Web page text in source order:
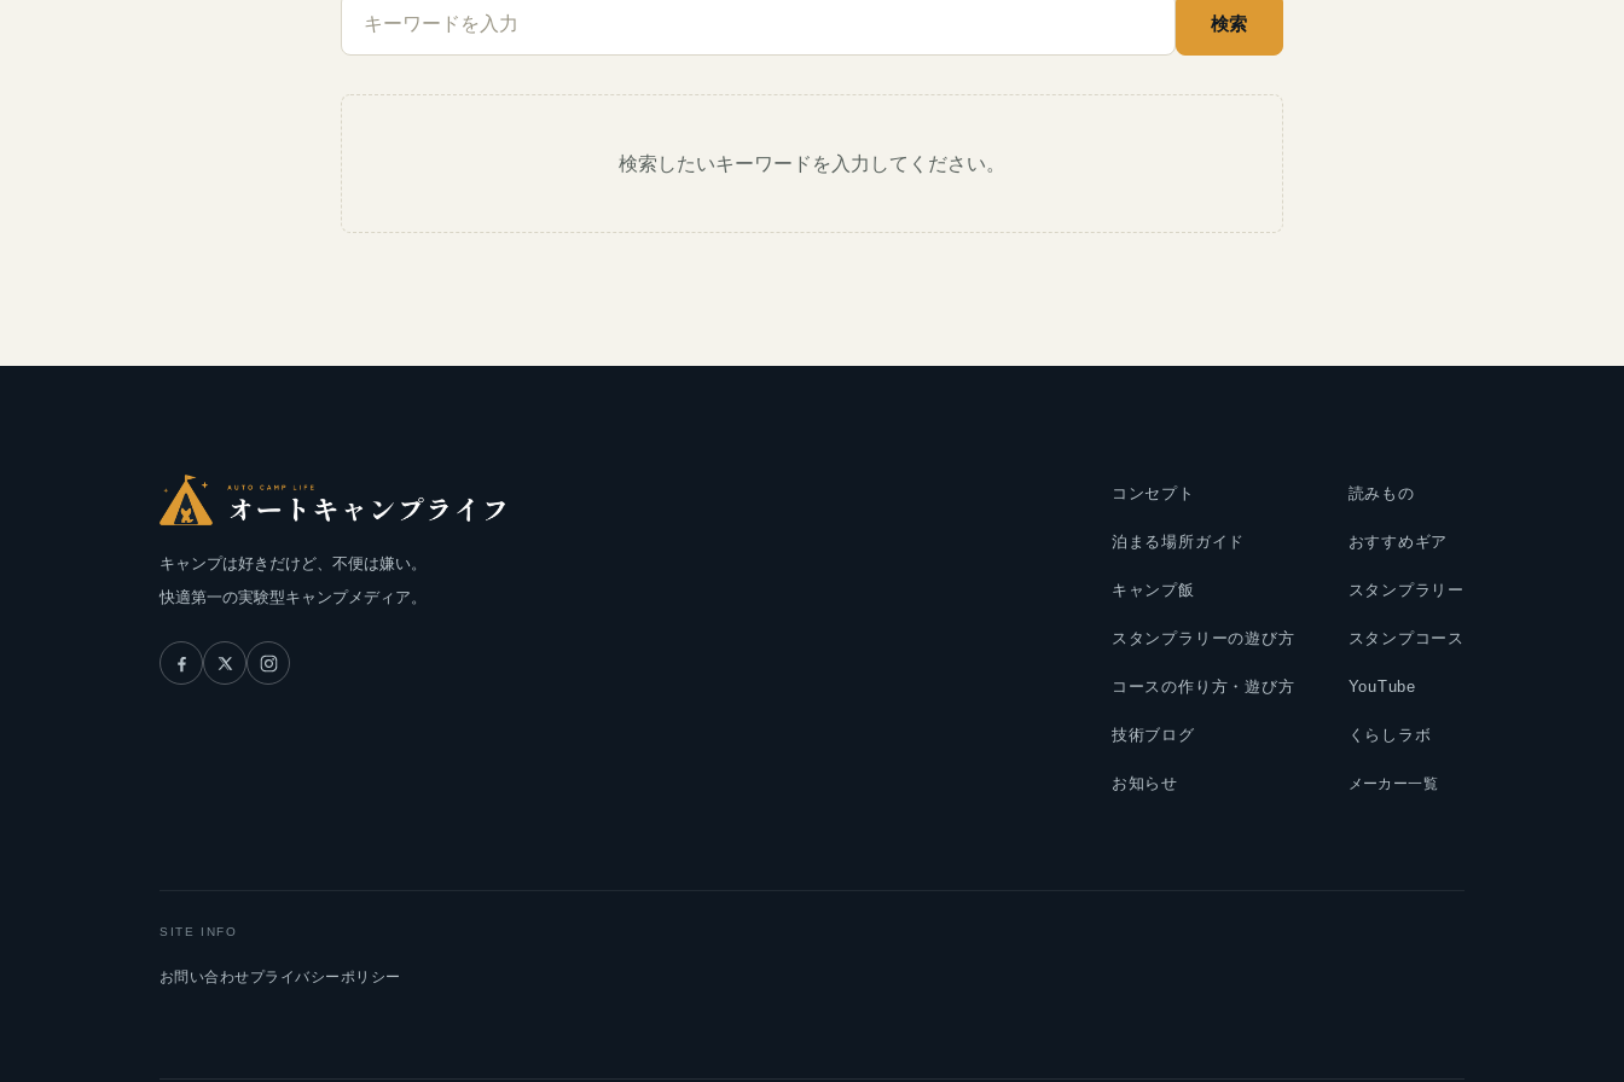
検索
検索したいキーワードを入力してください。
キャンプは好きだけど、不便は嫌い。
快適第一の実験型キャンプメディア。
コンセプト 読みもの
泊まる場所ガイド おすすめギア
キャンプ飯 スタンプラリー
スタンプラリーの遊び方 スタンプコース
コースの作り方・遊び方 YouTube
技術ブログ くらしラボ
お知らせ メーカー一覧
SITE INFO
お問い合わせプライバシーポリシー